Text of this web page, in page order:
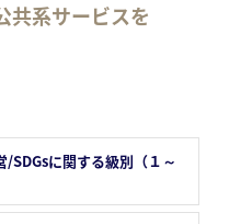
共系サービスを
/SDGsに関する級別（１～